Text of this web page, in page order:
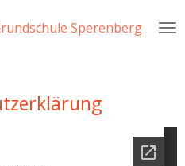
Sperenberg